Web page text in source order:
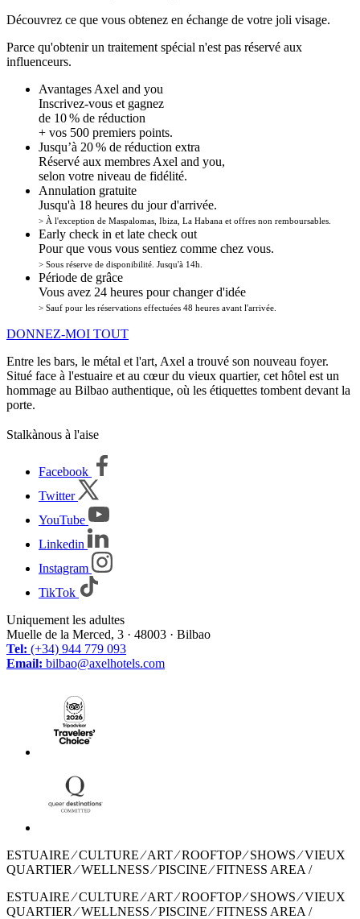
Découvrez ce que vous obtenez en échange de votre joli visage.
Parce qu'obtenir un traitement spécial n'est pas réservé aux
influenceurs.
Avantages Axel and you
Inscrivez-vous et gagnez
de 10 % de réduction
+ vos 500 premiers points.
Jusqu’à 20 % de réduction extra
Réservé aux membres Axel and you,
selon votre niveau de fidélité.
Annulation gratuite
Jusqu'à 18 heures du jour d'arrivée.
> À l'exception de Maspalomas, Ibiza, La Habana et offres non remboursables.
Early check in et late check out
Pour que vous vous sentiez comme chez vous.
> Sous réserve de disponibilité. Jusqu'à 14h.
Période de grâce
Vous avez 24 heures pour changer d'idée
> Sauf pour les réservations effectuées 48 heures avant l'arrivée.
DONNEZ-MOI TOUT
Entre les bars, le métal et l'art, Axel a trouvé son nouveau foyer.
Situé face à l'estuaire et au cœur du vieux quartier, cet hôtel est un
hommage au Bilbao authentique, où les étiquettes tombent devant la
porte.
Stalkànous à l'aise
Facebook
Twitter
YouTube
Linkedin
Instagram
TikTok
Uniquement les adultes
Muelle de la Merced, 3 · 48003 · Bilbao
Tel: (+34) 944 779 093
Email: bilbao@axelhotels.com
ESTUAIRE ⁄ CULTURE ⁄ ART ⁄ ROOFTOP ⁄ SHOWS ⁄ VIEUX
QUARTIER ⁄ WELLNESS ⁄ PISCINE ⁄ FITNESS AREA /
ESTUAIRE ⁄ CULTURE ⁄ ART ⁄ ROOFTOP ⁄ SHOWS ⁄ VIEUX
QUARTIER ⁄ WELLNESS ⁄ PISCINE ⁄ FITNESS AREA /